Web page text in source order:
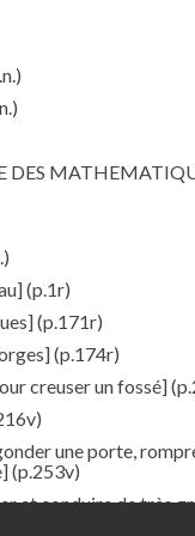
DES
(p.1r)
(p.171r)
(p.174r)
creuser un fossé]
une porte,
(p.253v)
et conduire de très